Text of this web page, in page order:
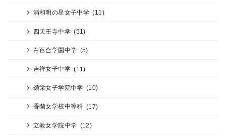
浦和明の星女子中学 (11)
四天王寺中学 (51)
白百合学園中学 (5)
吉祥女子中学 (11)
頌栄女子学院中学 (10)
香蘭女学校中等科 (17)
立教女学院中学 (12)